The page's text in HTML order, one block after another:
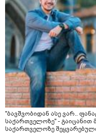
"ბავშვობიდან ასე ვარ..
საქართველოზე" - გაიცანით
საქართველოზე